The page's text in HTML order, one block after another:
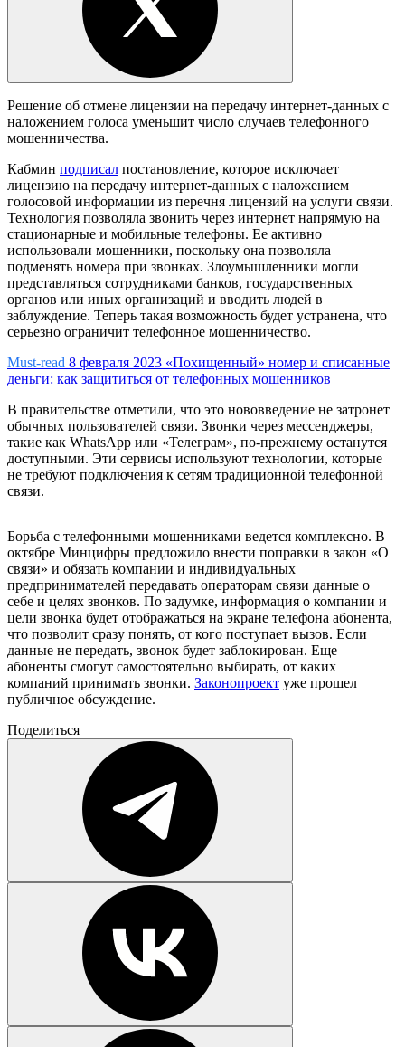
Решение об отмене лицензии на передачу интернет-данных с
наложением голоса уменьшит число случаев телефонного
мошенничества.
Кабмин подписал постановление, которое исключает
лицензию на передачу интернет-данных с наложением
голосовой информации из перечня лицензий на услуги связи.
Технология позволяла звонить через интернет напрямую на
стационарные и мобильные телефоны. Ее активно
использовали мошенники, поскольку она позволяла
подменять номера при звонках. Злоумышленники могли
представляться сотрудниками банков, государственных
органов или иных организаций и вводить людей в
заблуждение. Теперь такая возможность будет устранена, что
серьезно ограничит телефонное мошенничество.
Must-read 8 февраля 2023 «Похищенный» номер и списанные
деньги: как защититься от телефонных мошенников
В правительстве отметили, что это нововведение не затронет
обычных пользователей связи. Звонки через мессенджеры,
такие как WhatsApp или «Телеграм», по-прежнему останутся
доступными. Эти сервисы используют технологии, которые
не требуют подключения к сетям традиционной телефонной
связи.
Борьба с телефонными мошенниками ведется комплексно. В
октябре Минцифры предложило внести поправки в закон «О
связи» и обязать компании и индивидуальных
предпринимателей передавать операторам связи данные о
себе и целях звонков. По задумке, информация о компании и
цели звонка будет отображаться на экране телефона абонента,
что позволит сразу понять, от кого поступает вызов. Если
данные не передать, звонок будет заблокирован. Еще
абоненты смогут самостоятельно выбирать, от каких
компаний принимать звонки. Законопроект уже прошел
публичное обсуждение.
Поделиться